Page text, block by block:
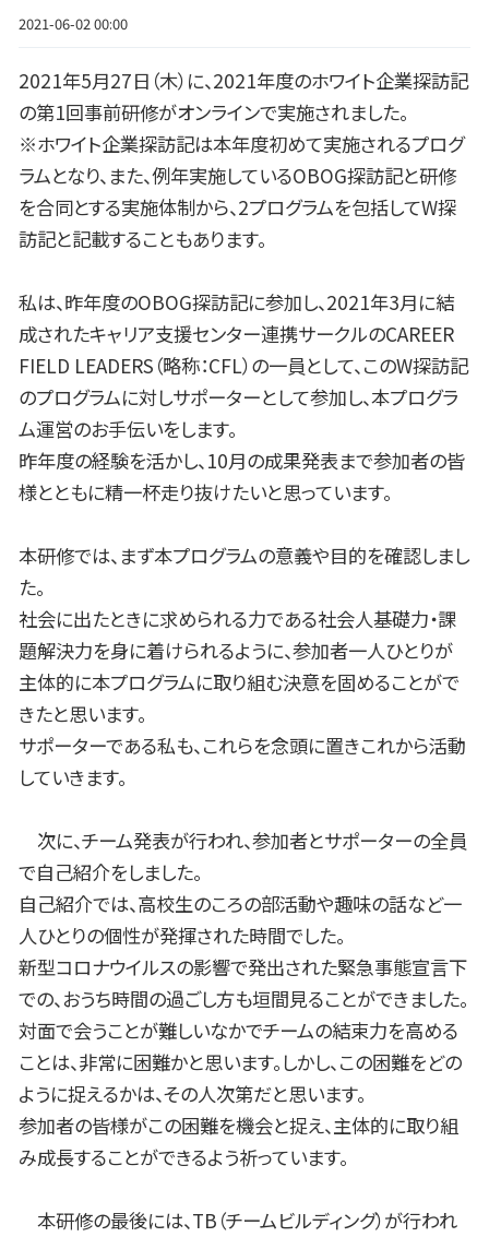
2021-06-02 00:00
2021年5月27日（木）に、2021年度のホワイト企業探訪記
の第1回事前研修がオンラインで実施されました。
※ホワイト企業探訪記は本年度初めて実施されるプログ
ラムとなり、また、例年実施しているOBOG探訪記と研修
を合同とする実施体制から、2プログラムを包括してW探
訪記と記載することもあります。
私は、昨年度のOBOG探訪記に参加し、2021年3月に結
成されたキャリア支援センター連携サークルのCAREER
FIELD LEADERS（略称：CFL）の一員として、このW探訪記
のプログラムに対しサポーターとして参加し、本プログラ
ム運営のお手伝いをします。
昨年度の経験を活かし、10月の成果発表まで参加者の皆
様とともに精一杯走り抜けたいと思っています。
本研修では、まず本プログラムの意義や目的を確認しまし
た。
社会に出たときに求められる力である社会人基礎力・課
題解決力を身に着けられるように、参加者一人ひとりが
主体的に本プログラムに取り組む決意を固めることがで
きたと思います。
サポーターである私も、これらを念頭に置きこれから活動
していきます。
次に、チーム発表が行われ、参加者とサポーターの全員
で自己紹介をしました。
自己紹介では、高校生のころの部活動や趣味の話など一
人ひとりの個性が発揮された時間でした。
新型コロナウイルスの影響で発出された緊急事態宣言下
での、おうち時間の過ごし方も垣間見ることができました。
対面で会うことが難しいなかでチームの結束力を高める
ことは、非常に困難かと思います。しかし、この困難をどの
ように捉えるかは、その人次第だと思います。
参加者の皆様がこの困難を機会と捉え、主体的に取り組
み成長することができるよう祈っています。
本研修の最後には、TB（チームビルディング）が行われ